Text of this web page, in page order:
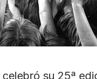
su 25ª